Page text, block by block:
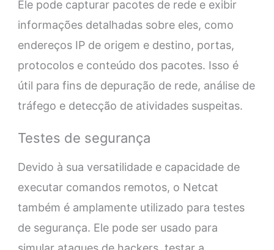
Ele pode capturar pacotes de rede e exibir
informações detalhadas sobre eles, como
endereços IP de origem e destino, portas,
protocolos e conteúdo dos pacotes. Isso é
útil para fins de depuração de rede, análise de
tráfego e detecção de atividades suspeitas.
Testes de segurança
Devido à sua versatilidade e capacidade de
executar comandos remotos, o Netcat
também é amplamente utilizado para testes
de segurança. Ele pode ser usado para